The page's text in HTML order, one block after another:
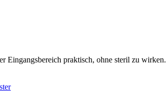
Eingangsbereich praktisch, ohne steril zu wirken.